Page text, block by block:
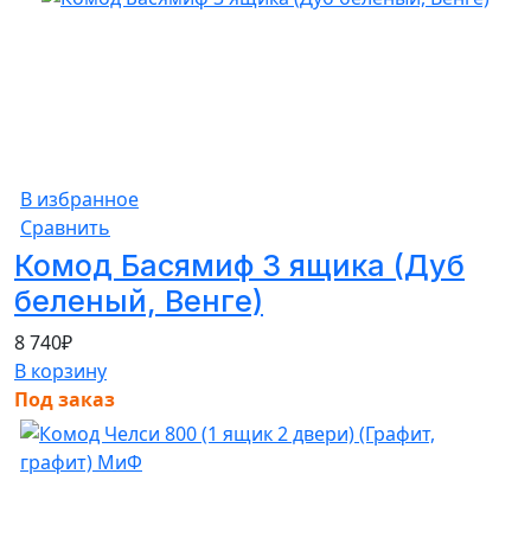
В избранное
Сравнить
Комод Басямиф 3 ящика (Дуб
беленый, Венге)
8 740₽
В корзину
Под заказ